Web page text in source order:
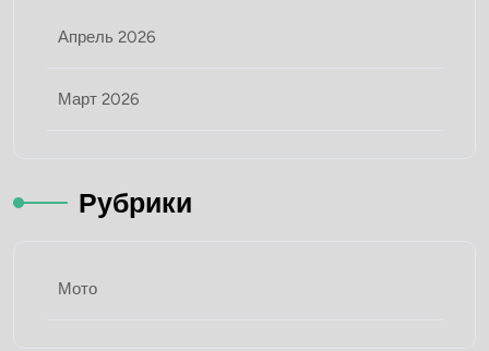
Апрель 2026
Март 2026
Рубрики
Мото